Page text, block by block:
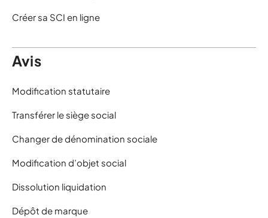
Créer sa SCI en ligne
Avis
Modification statutaire
Transférer le siège social
Changer de dénomination sociale
Modification d’objet social
Dissolution liquidation
Dépôt de marque